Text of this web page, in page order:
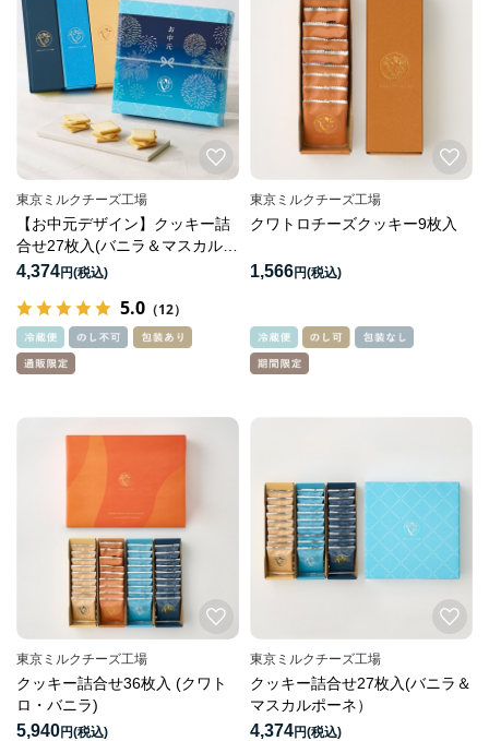
東京ミルクチーズ工場
【お中元デザイン】クッキー詰
合せ27枚入(バニラ＆マスカルポ
ーネ）
4,374円
5.0 （12）
東京ミルクチーズ工場
クワトロチーズクッキー9枚入
1,566円
東京ミルクチーズ工場
クッキー詰合せ36枚入 (クワト
ロ・バニラ)
5,940円
東京ミルクチーズ工場
クッキー詰合せ27枚入(バニラ＆
マスカルポーネ）
4,374円